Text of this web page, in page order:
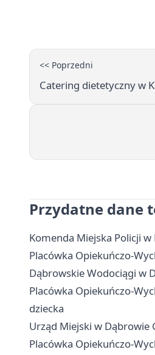
<< Poprzedni
Catering dietetyczny w
Przydatne dane
Komenda Miejska Policji
Placówka Opiekuńczo-
Dąbrowskie Wodociągi w
Placówka Opiekuńczo-
dziecka
Urząd Miejski w Dąbrowie
Placówka Opiekuńczo-